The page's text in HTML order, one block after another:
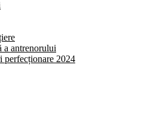
a antrenorului
perfecționare 2024